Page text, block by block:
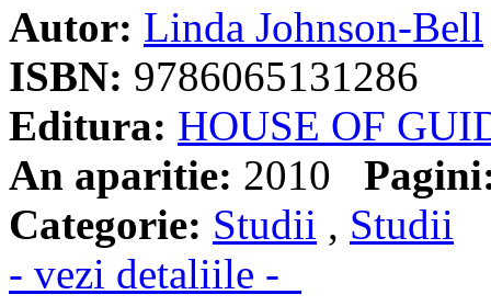
Autor: Linda Johnson-Bell
ISBN: 9786065131286
Editura: HOUSE OF
An aparitie: 2010
Categorie: Studii , Studii
- vezi detaliile -